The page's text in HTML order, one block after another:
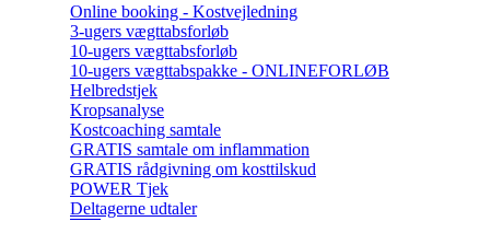
Online booking - Kostvejledning
3-ugers vægttabsforløb
10-ugers vægttabsforløb
10-ugers vægttabspakke - ONLINEFORLØB
Helbredstjek
Kropsanalyse
Kostcoaching samtale
GRATIS samtale om inflammation
GRATIS rådgivning om kosttilskud
POWER Tjek
Deltagerne udtaler